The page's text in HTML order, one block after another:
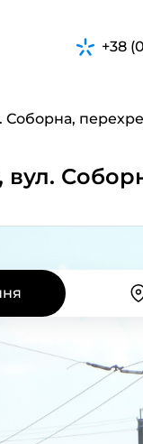
+38
Соборна,